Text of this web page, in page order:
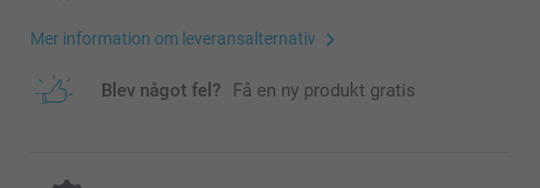
Mer information om leveransalternativ
Blev något fel? Få en ny produkt gratis